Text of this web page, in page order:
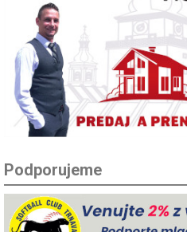
Podporujeme